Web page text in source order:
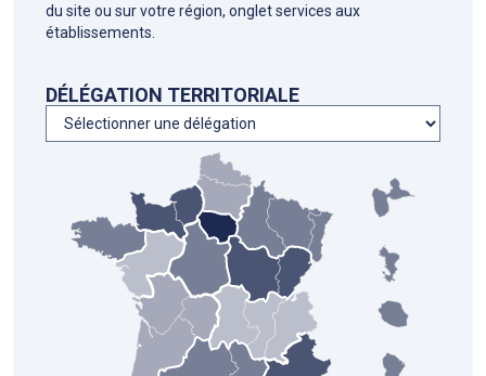
du site ou sur votre région, onglet services aux
établissements.
DÉLÉGATION TERRITORIALE